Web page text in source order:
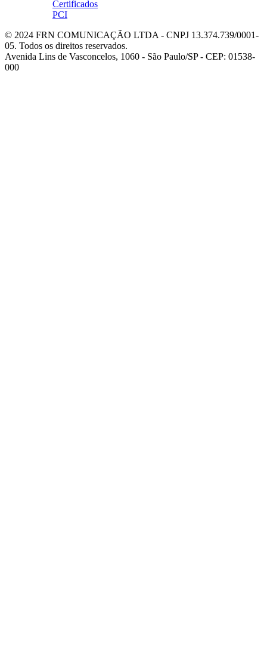
© 2024 FRN COMUNICAÇÃO LTDA - CNPJ 13.374.739/0001-
05. Todos os direitos reservados.
Avenida Lins de Vasconcelos, 1060 - São Paulo/SP - CEP: 01538-
000